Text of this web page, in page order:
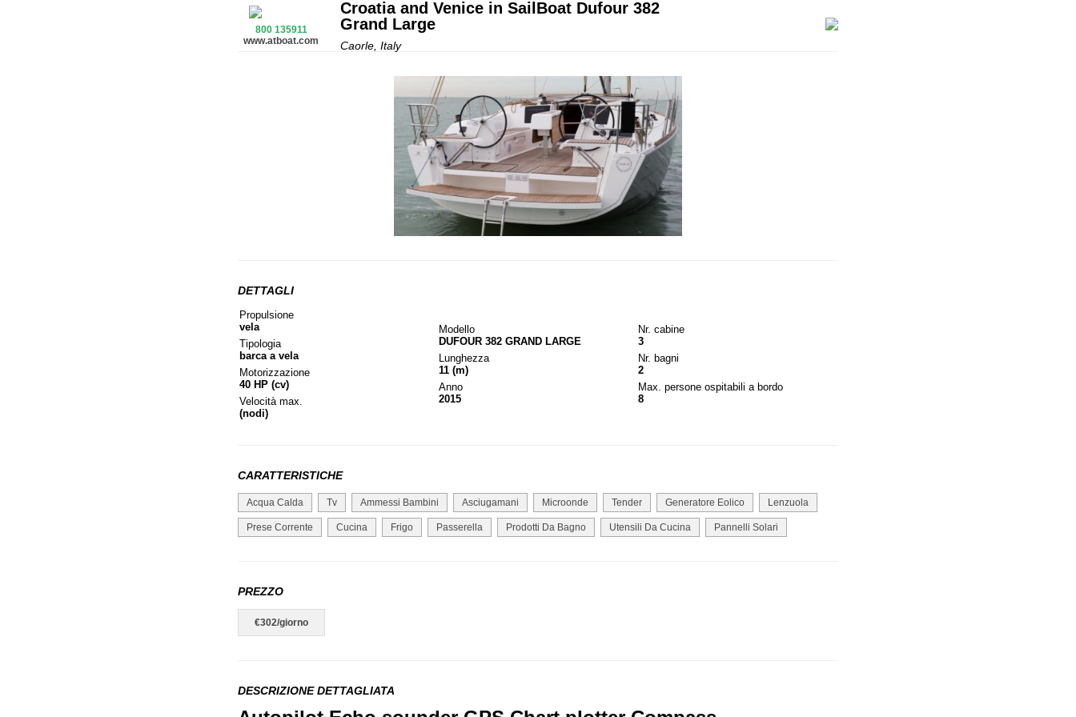
800 135911
www.atboat.com
Croatia and Venice in SailBoat Dufour 382
Grand Large
Caorle, Italy
DETTAGLI
Propulsione
vela
Tipologia
barca a vela
Motorizzazione
40 HP (cv)
Velocità max.
(nodi)
Modello
DUFOUR 382 GRAND LARGE
Lunghezza
11 (m)
Anno
2015
Nr. cabine
3
Nr. bagni
2
Max. persone ospitabili a bordo
8
CARATTERISTICHE
Acqua Calda Tv Ammessi Bambini Asciugamani Microonde Tender Generatore Eolico Lenzuola
Prese Corrente Cucina Frigo Passerella Prodotti Da Bagno Utensili Da Cucina Pannelli Solari
PREZZO
€302/giorno
DESCRIZIONE DETTAGLIATA